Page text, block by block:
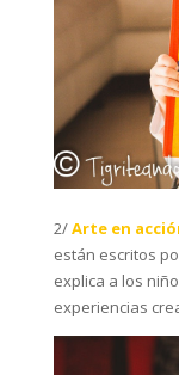
2/Arte en
están escritos
explica a los
experiencias